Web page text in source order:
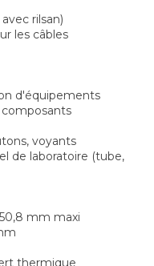
rilsan)
les câbles
d'équipements
voyants
de laboratoire (tube,
mm maxi
thermique